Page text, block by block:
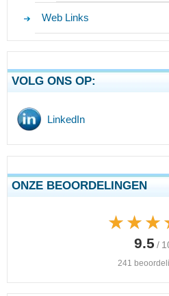
Web Links
VOLG ONS OP:
LinkedIn
ONZE BEOORDELINGEN
9.5 /
241